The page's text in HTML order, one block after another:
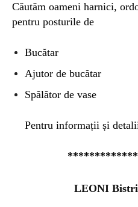
Căutăm oameni harnici,
pentru posturile de
Bucătar
Ajutor de bucătar
Spălător de vase
Pentru informații și
LEONI